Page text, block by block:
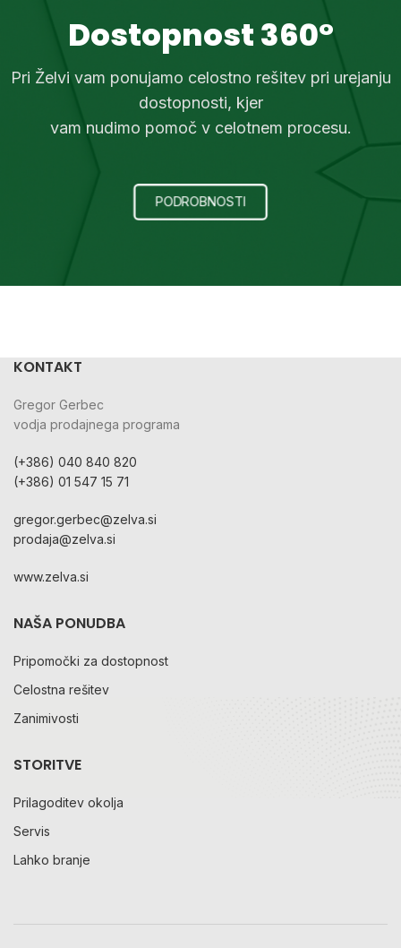
Dostopnost 360°
Pri Želvi vam ponujamo celostno rešitev pri urejanju
dostopnosti, kjer
vam nudimo pomoč v celotnem procesu.
PODROBNOSTI
KONTAKT
Gregor Gerbec
vodja prodajnega programa
(+386) 040 840 820
(+386) 01 547 15 71
gregor.gerbec@zelva.si
prodaja@zelva.si
www.zelva.si
NAŠA PONUDBA
Pripomočki za dostopnost
Celostna rešitev
Zanimivosti
STORITVE
Prilagoditev okolja
Servis
Lahko branje